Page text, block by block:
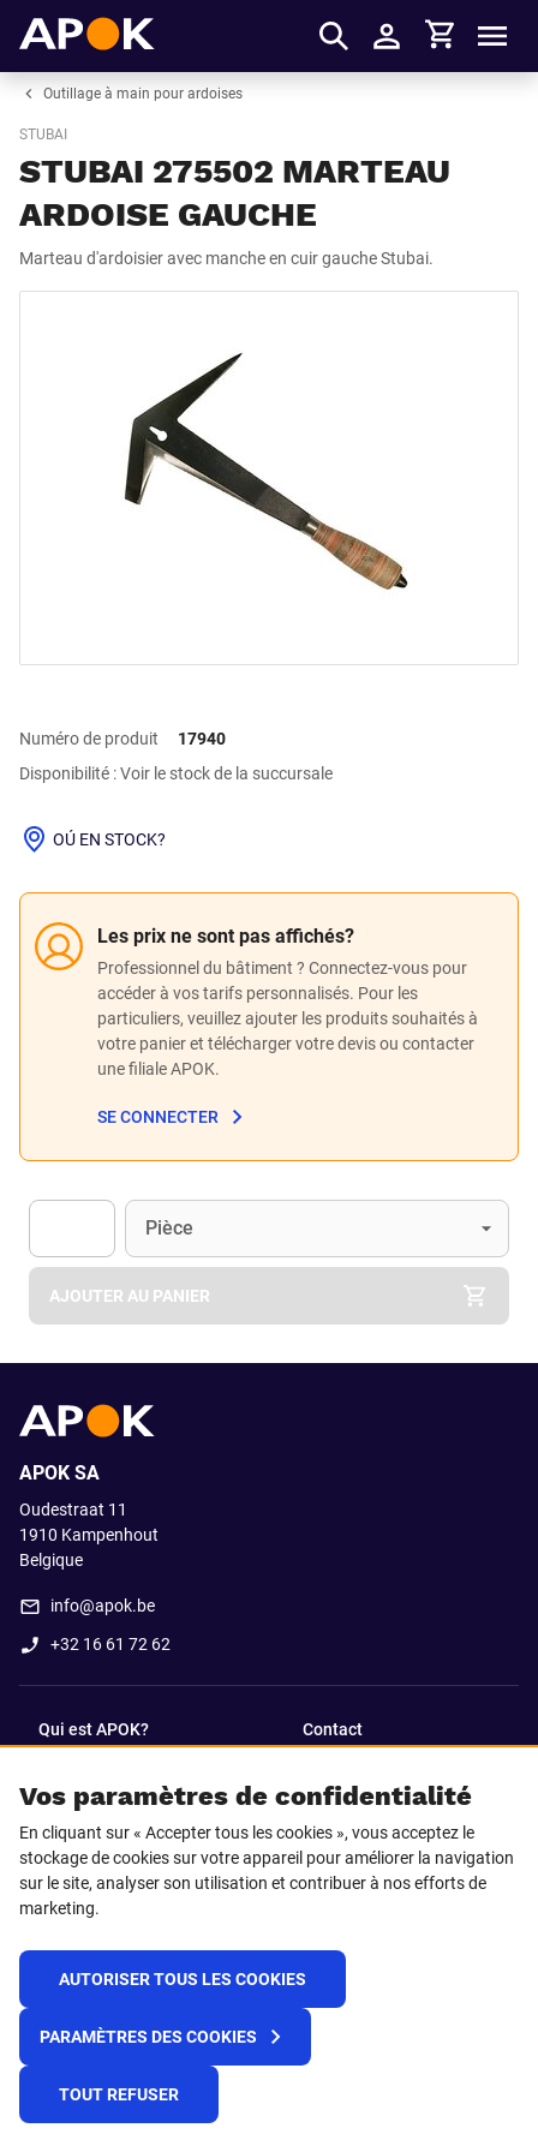
S'identifier
Panier
Outillage à main pour ardoises
STUBAI
STUBAI 275502 MARTEAU
ARDOISE GAUCHE
Marteau d'ardoisier avec manche en cuir gauche Stubai.
Numéro de produit
17940
Disponibilité : Voir le stock de la succursale
Les prix ne sont pas affichés?
Professionnel du bâtiment ? Connectez-vous pour
accéder à vos tarifs personnalisés. Pour les
particuliers, veuillez ajouter les produits souhaités à
votre panier et télécharger votre devis ou contacter
une filiale APOK.
SE CONNECTER
OÚ EN STOCK?
Apok.Product.Detail.AddToCart.Quantity (Optionnel)
Unité
Pièce
AJOUTER AU PANIER
Vos paramètres de confidentialité
En cliquant sur « Accepter tous les cookies », vous acceptez le
stockage de cookies sur votre appareil pour améliorer la navigation
sur le site, analyser son utilisation et contribuer à nos efforts de
marketing.
AUTORISER TOUS LES COOKIES
PARAMÈTRES DES COOKIES
TOUT REFUSER
APOK SA
Oudestraat 11
1910 Kampenhout
Belgique
info@apok.be
+32 16 61 72 62
Qui est APOK? Contact
SUIVEZ-NOUS SUR
Facebook LinkedIn
© 2025 APOK